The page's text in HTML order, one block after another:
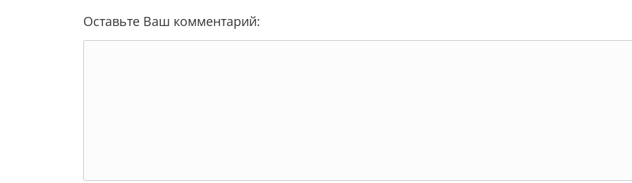
Оставьте Ваш комментарий: